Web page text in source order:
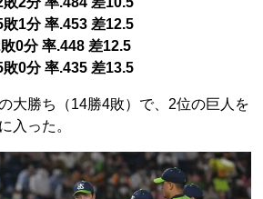
1分 率.453 差12.5
0分 率.448 差12.5
0分 率.435 差13.5
大勝ち（14勝4敗）で、2位の巨人を
入った。